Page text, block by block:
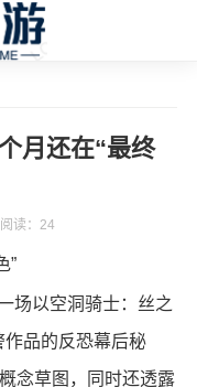
月还在“最终
阅读： 24
场以空洞骑士：丝之
品的反恐幕后秘
念草图，同时还透露